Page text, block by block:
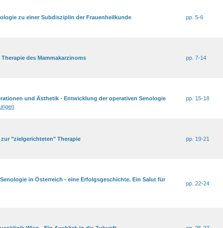
zu einer Subdisziplin der Frauenheilkunde
pp. 5-6
des Mammakarzinoms
pp. 7-14
und Ästhetik - Entwicklung der operativen Senologie
pp. 15-18
"zielgerichteten" Therapie
pp. 19-21
in Österreich - eine Erfolgsgeschichte. Ein Salut für
pp. 22-24